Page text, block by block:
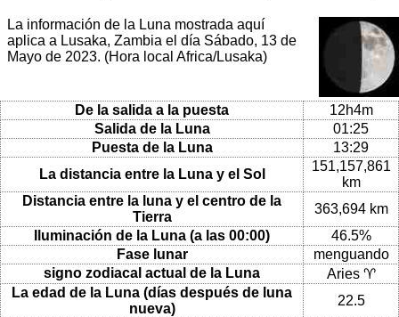
La información de la Luna mostrada aquí
aplica a Lusaka, Zambia el día Sábado, 13 de
Mayo de 2023. (Hora local Africa/Lusaka)
De la salida a la puesta
12h4m
Salida de la Luna
01:25
Puesta de la Luna
13:29
La distancia entre la Luna y el Sol
151,157,861
km
Distancia entre la luna y el centro de la
Tierra
363,694 km
Iluminación de la Luna (a las 00:00)
46.5%
Fase lunar
menguando
signo zodiacal actual de la Luna
Aries ♈
La edad de la Luna (días después de luna
nueva)
22.5